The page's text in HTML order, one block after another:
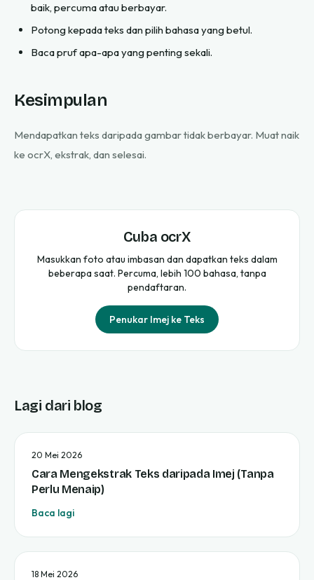
baik, percuma atau berbayar.
Potong kepada teks dan pilih bahasa yang betul.
Baca pruf apa-apa yang penting sekali.
Kesimpulan
Mendapatkan teks daripada gambar tidak berbayar. Muat naik
ke ocrX, ekstrak, dan selesai.
Cuba ocrX
Masukkan foto atau imbasan dan dapatkan teks dalam
beberapa saat. Percuma, lebih 100 bahasa, tanpa
pendaftaran.
Penukar Imej ke Teks
Lagi dari blog
20 Mei 2026
Cara Mengekstrak Teks daripada Imej (Tanpa
Perlu Menaip)
Baca lagi
18 Mei 2026